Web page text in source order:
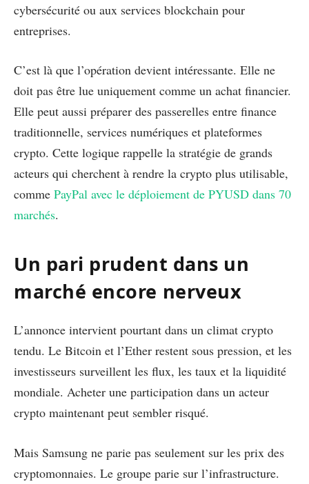
cybersécurité ou aux services blockchain pour
entreprises.
C’est là que l’opération devient intéressante. Elle ne
doit pas être lue uniquement comme un achat financier.
Elle peut aussi préparer des passerelles entre finance
traditionnelle, services numériques et plateformes
crypto. Cette logique rappelle la stratégie de grands
acteurs qui cherchent à rendre la crypto plus utilisable,
comme PayPal avec le déploiement de PYUSD dans 70
marchés.
Un pari prudent dans un
marché encore nerveux
L’annonce intervient pourtant dans un climat crypto
tendu. Le Bitcoin et l’Ether restent sous pression, et les
investisseurs surveillent les flux, les taux et la liquidité
mondiale. Acheter une participation dans un acteur
crypto maintenant peut sembler risqué.
Mais Samsung ne parie pas seulement sur les prix des
cryptomonnaies. Le groupe parie sur l’infrastructure.